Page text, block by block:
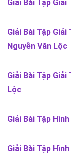
Giải Bài Tập
Giải Bài Tập
Nguyễn Văn Lộc
Giải Bài Tập Giải
Lộc
Giải Bài Tập
Giải Bài Tập